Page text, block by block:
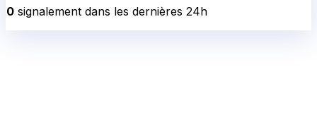
0 signalement dans les dernières 24h